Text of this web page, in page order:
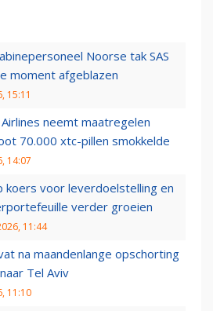
Noorse tak SAS
moment afgeblazen
15:11
Airlines neemt maatregelen
70.000 xtc-pillen smokkelde
14:07
koers voor leverdoelstelling en
verder groeien
11:44
na maandenlange opschorting
Tel Aviv
11:10